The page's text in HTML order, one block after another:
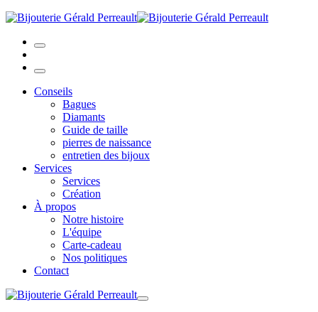
Conseils
Bagues
Diamants
Guide de taille
pierres de naissance
entretien des bijoux
Services
Services
Création
À propos
Notre histoire
L'équipe
Carte-cadeau
Nos politiques
Contact